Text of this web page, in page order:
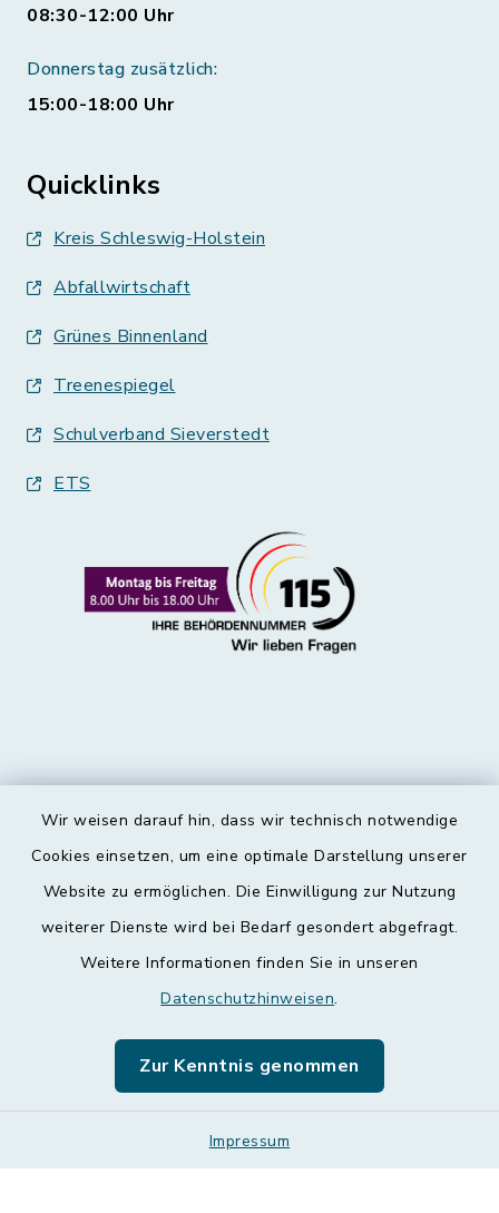
Wir weisen darauf hin, dass wir technisch notwendige
Cookies einsetzen, um eine optimale Darstellung unserer
Website zu ermöglichen. Die Einwilligung zur Nutzung
weiterer Dienste wird bei Bedarf gesondert abgefragt.
Weitere Informationen finden Sie in unseren
Datenschutzhinweisen.
Zur Kenntnis genommen
Impressum
08:30-12:00 Uhr
Donnerstag zusätzlich:
15:00-18:00 Uhr
Quicklinks
Kreis Schleswig-Holstein
Abfallwirtschaft
Grünes Binnenland
Treenespiegel
Schulverband Sieverstedt
ETS
Kontakt
Datenschutz
Leichte Sprache
Sitemap